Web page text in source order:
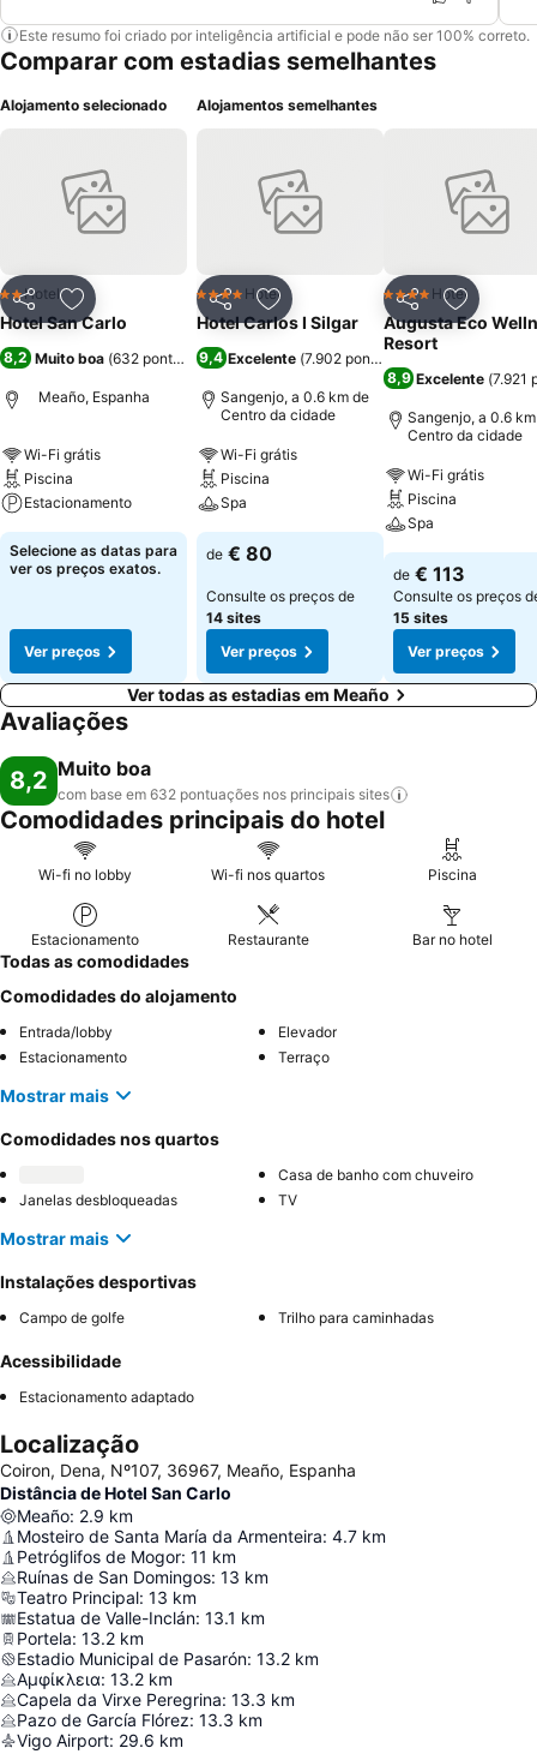
Este resumo foi criado por inteligência artificial e pode não ser 100% correto.
Comparar com estadias semelhantes
Alojamento selecionado
PartilharAdicionar aos favoritos
2 Estrelas
Hotel
Hotel San Carlo
8,2 Muito boa (632 pontuações)
Meaño, Espanha
Wi-Fi grátis
Piscina
Estacionamento
Selecione as datas para
ver os preços exatos.
Ver preços
Alojamentos semelhantes
PartilharAdicionar aos favoritos
4 EstrelasHotel
Hotel Carlos I Silgar
9,4 Excelente (7.902 pontuações
Sangenjo, a 0.6 km de
Centro da cidade
Wi-Fi grátis
Piscina
Spa
de € 80
Consulte os preços de
14 sites
Ver preços
Partilhar
4 EstrelasHotel
Augusta Eco
Resort
8,9 Excelente (7.921
Sangenjo, a 0.6
Centro da cidade
Wi-Fi grátis
Piscina
Spa
de € 113
Consulte os preços
15 sites
Ver preços
Ver todas as estadias em Meaño
Avaliações
8,2 Muito boa
com base em 632 pontuações nos principais sites
Comodidades principais do hotel
Wi-fi no lobby Wi-fi nos quartos Piscina
Estacionamento Restaurante Bar no hotel
Todas as comodidades
Comodidades do alojamento
Entrada/lobby
Elevador
Estacionamento
Terraço
Mostrar mais
Comodidades nos quartos
Casa de banho com chuveiro
Janelas desbloqueadas
TV
Mostrar mais
Instalações desportivas
Campo de golfe Trilho para caminhadas
Acessibilidade
Estacionamento adaptado
Localização
Coiron, Dena, Nº107, 36967, Meaño, Espanha
Distância de Hotel San Carlo
Meaño: 2.9 km
Mosteiro de Santa María da Armenteira: 4.7 km
Petróglifos de Mogor: 11 km
Ruínas de San Domingos: 13 km
Teatro Principal: 13 km
Estatua de Valle-Inclán: 13.1 km
Portela: 13.2 km
Estadio Municipal de Pasarón: 13.2 km
Αμφίκλεια: 13.2 km
Capela da Virxe Peregrina: 13.3 km
Pazo de García Flórez: 13.3 km
Vigo Airport: 29.6 km